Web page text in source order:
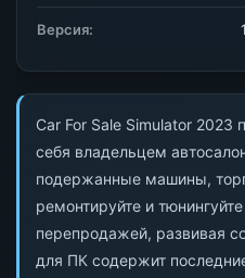
Car For Sale Simulator 2023
себя владельцем
подержанные машины,
ремонтируйте и
перепродажей, развивая
для ПК содержит
Версия: